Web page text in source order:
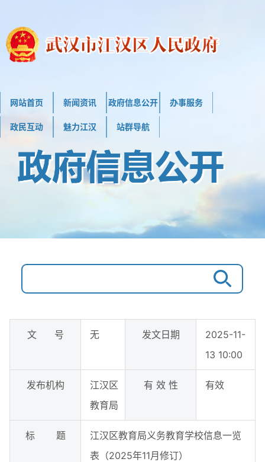
网站首页 新闻资讯 政府信息公开 办事服务
政民互动 魅力江汉 站群导航
文 号 无 发文日期
2025-11-
13 10:00
发布机构
江汉区
教育局
有 效 性 有效
标 题
江汉区教育局义务教育学校信息一览
表（2025年11月修订）